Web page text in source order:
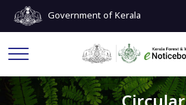
Government of Kerala